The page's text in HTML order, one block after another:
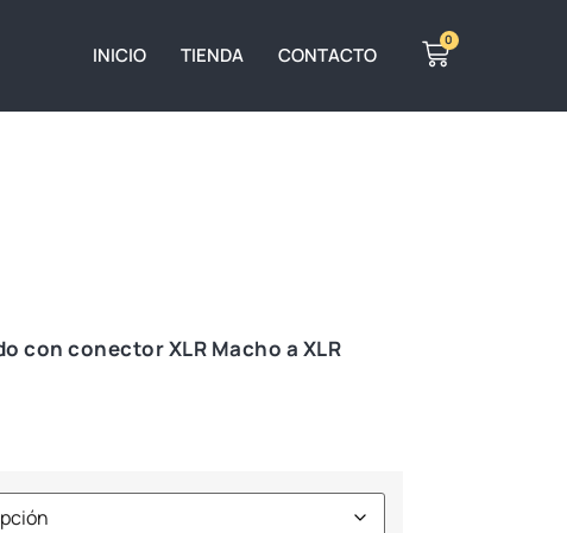
INICIO TIENDA CONTACTO
0
con conector XLR Macho a XLR